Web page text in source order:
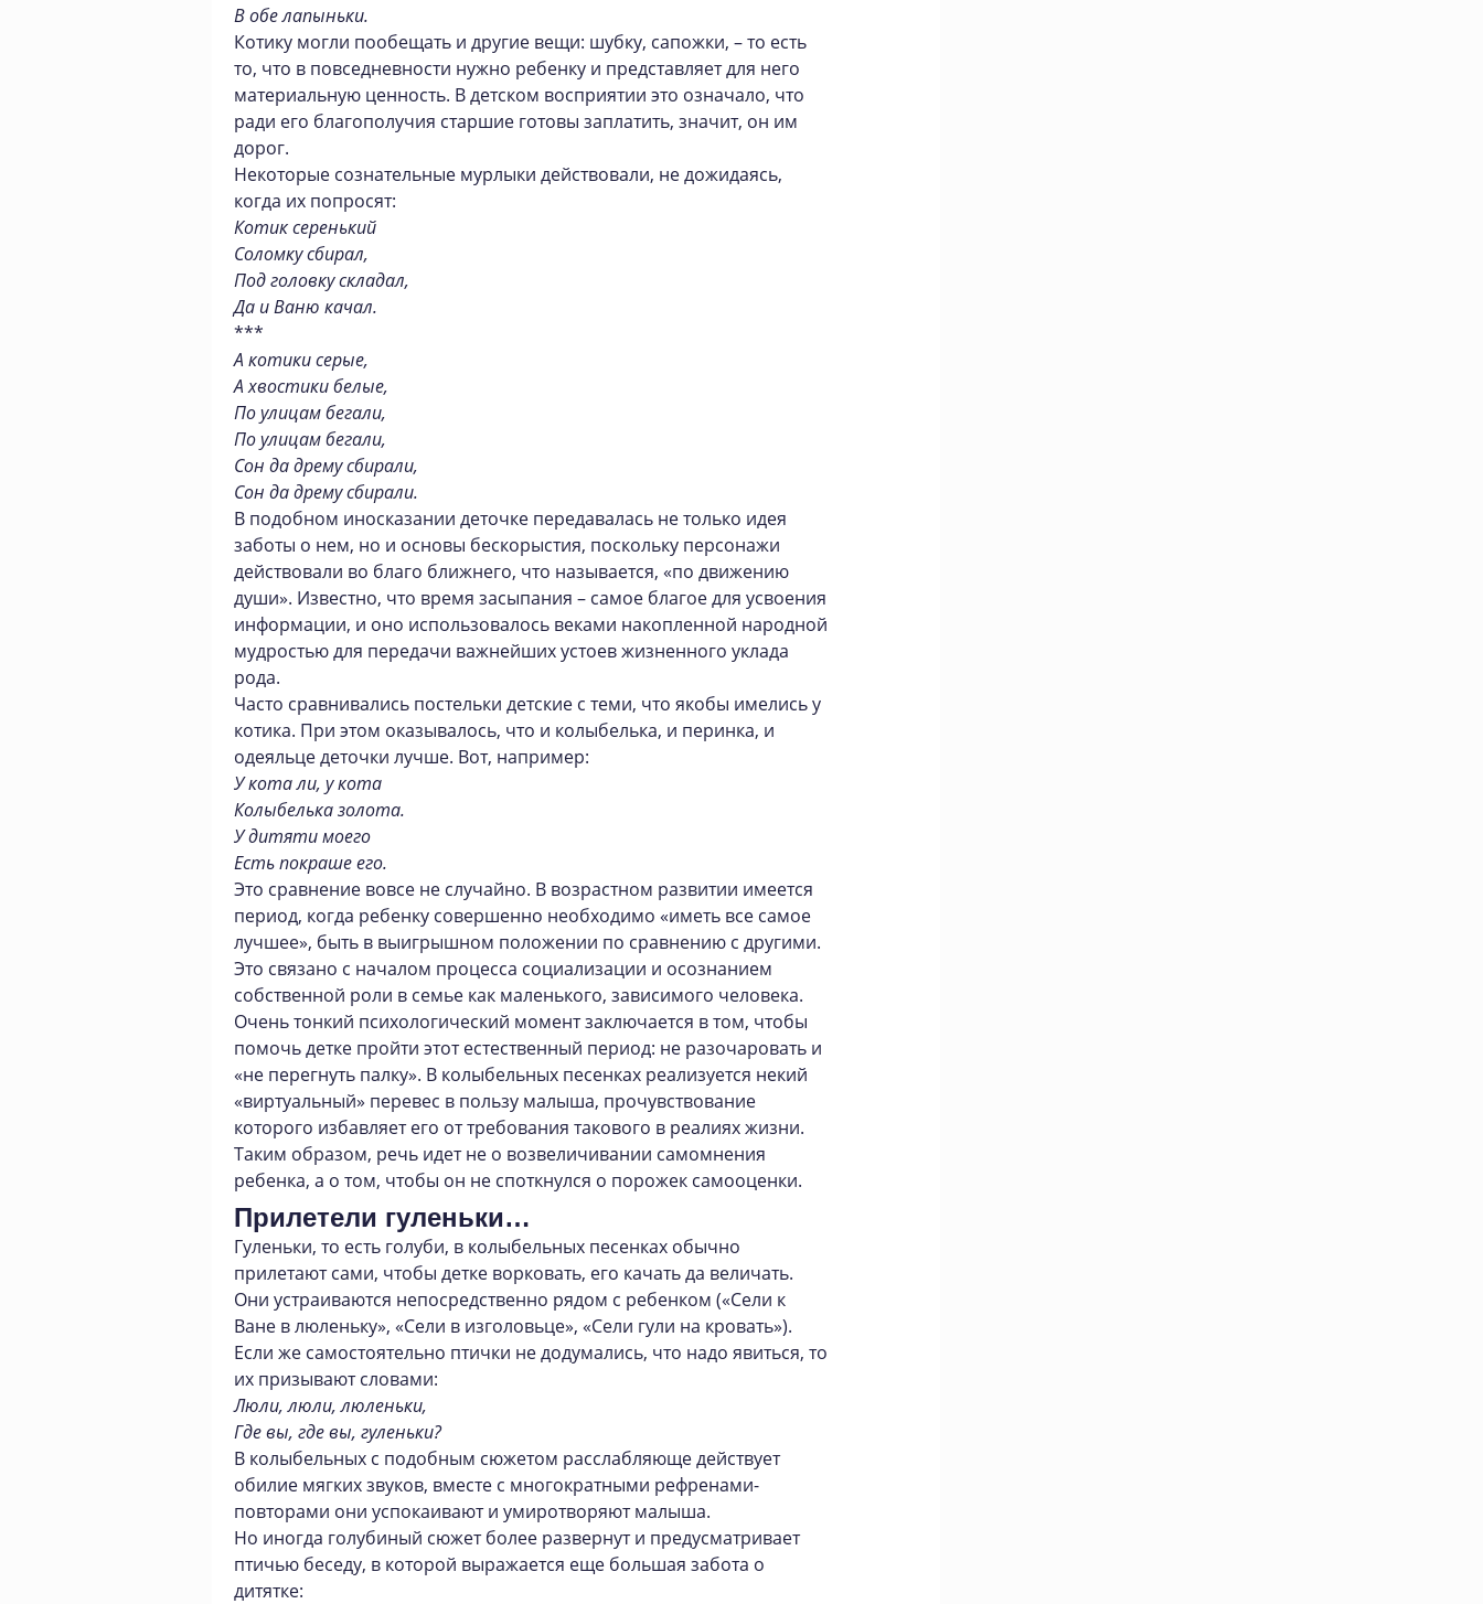
В обе лапыньки.
Котику могли пообещать и другие вещи: шубку, сапожки, – то есть
то, что в повседневности нужно ребенку и представляет для него
материальную ценность. В детском восприятии это означало, что
ради его благополучия старшие готовы заплатить, значит, он им
дорог.
Некоторые сознательные мурлыки действовали, не дожидаясь,
когда их попросят:
Котик серенький
Соломку сбирал,
Под головку складал,
Да и Ваню качал.
***
А котики серые,
А хвостики белые,
По улицам бегали,
По улицам бегали,
Сон да дрему сбирали,
Сон да дрему сбирали.
В подобном иносказании деточке передавалась не только идея
заботы о нем, но и основы бескорыстия, поскольку персонажи
действовали во благо ближнего, что называется, «по движению
души». Известно, что время засыпания – самое благое для усвоения
информации, и оно использовалось веками накопленной народной
мудростью для передачи важнейших устоев жизненного уклада
рода.
Часто сравнивались постельки детские с теми, что якобы имелись у
котика. При этом оказывалось, что и колыбелька, и перинка, и
одеяльце деточки лучше. Вот, например:
У кота ли, у кота
Колыбелька золота.
У дитяти моего
Есть покраше его.
Это сравнение вовсе не случайно. В возрастном развитии имеется
период, когда ребенку совершенно необходимо «иметь все самое
лучшее», быть в выигрышном положении по сравнению с другими.
Это связано с началом процесса социализации и осознанием
собственной роли в семье как маленького, зависимого человека.
Очень тонкий психологический момент заключается в том, чтобы
помочь детке пройти этот естественный период: не разочаровать и
«не перегнуть палку». В колыбельных песенках реализуется некий
«виртуальный» перевес в пользу малыша, прочувствование
которого избавляет его от требования такового в реалиях жизни.
Таким образом, речь идет не о возвеличивании самомнения
ребенка, а о том, чтобы он не споткнулся о порожек самооценки.
Прилетели гуленьки…
Гуленьки, то есть голуби, в колыбельных песенках обычно
прилетают сами, чтобы детке ворковать, его качать да величать.
Они устраиваются непосредственно рядом с ребенком («Сели к
Ване в люленьку», «Сели в изголовьце», «Сели гули на кровать»).
Если же самостоятельно птички не додумались, что надо явиться, то
их призывают словами:
Люли, люли, люленьки,
Где вы, где вы, гуленьки?
В колыбельных с подобным сюжетом расслабляюще действует
обилие мягких звуков, вместе с многократными рефренами-
повторами они успокаивают и умиротворяют малыша.
Но иногда голубиный сюжет более развернут и предусматривает
птичью беседу, в которой выражается еще большая забота о
дитятке: